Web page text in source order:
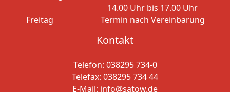
14.00 Uhr bis 17.00 Uhr
Freitag
Termin nach Vereinbarung
Kontakt
Telefon: 038295 734-0
Telefax: 038295 734 44
E-Mail: info@satow.de